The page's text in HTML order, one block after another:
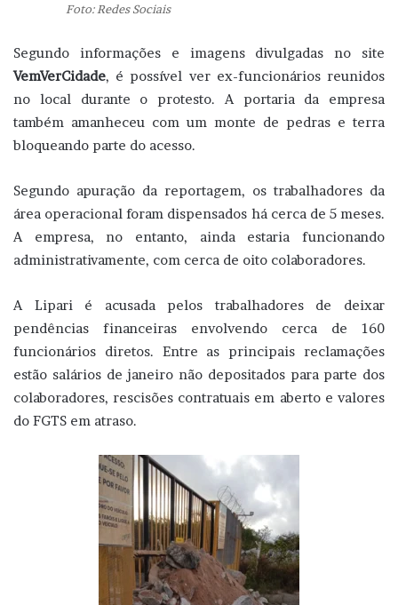
Foto: Redes Sociais
Segundo informações e imagens divulgadas no site
VemVerCidade, é possível ver ex-funcionários reunidos
no local durante o protesto. A portaria da empresa
também amanheceu com um monte de pedras e terra
bloqueando parte do acesso.
Segundo apuração da reportagem, os trabalhadores da
área operacional foram dispensados há cerca de 5 meses.
A empresa, no entanto, ainda estaria funcionando
administrativamente, com cerca de oito colaboradores.
A Lipari é acusada pelos trabalhadores de deixar
pendências financeiras envolvendo cerca de 160
funcionários diretos. Entre as principais reclamações
estão salários de janeiro não depositados para parte dos
colaboradores, rescisões contratuais em aberto e valores
do FGTS em atraso.